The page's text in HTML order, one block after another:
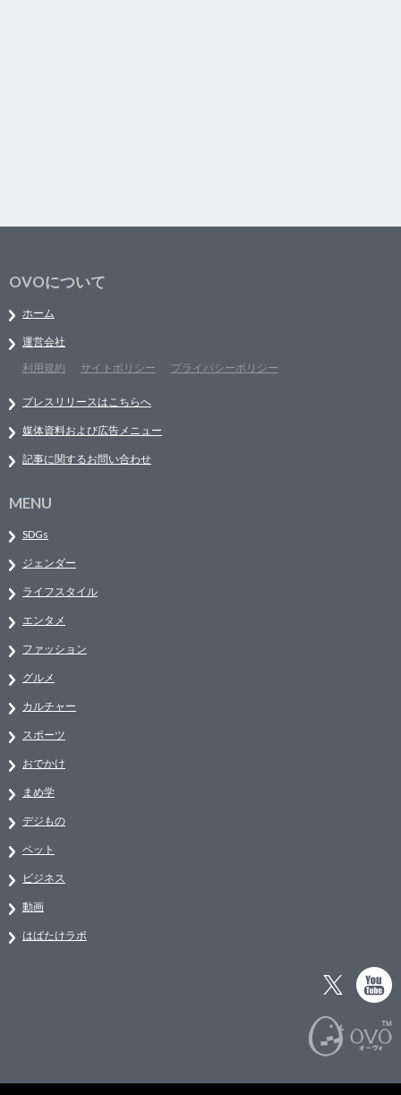
OVOについて
ホーム
運営会社
利用規約
サイトポリシー プライバシーポリシー
プレスリリースはこちらへ
媒体資料および広告メニュー
記事に関するお問い合わせ
MENU
SDGs
ジェンダー
ライフスタイル
エンタメ
ファッション
グルメ
カルチャー
スポーツ
おでかけ
まめ学
デジもの
ペット
ビジネス
動画
はばたけラボ